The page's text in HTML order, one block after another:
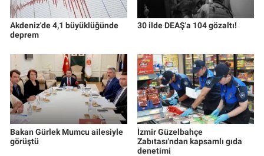
Akdeniz'de 4,1 büyüklüğünde
deprem
30 ilde DEAŞ'a 104 gözaltı!
Bakan Gürlek Mumcu ailesiyle
görüştü
İzmir Güzelbahçe
Zabıtası'ndan kapsamlı gıda
denetimi